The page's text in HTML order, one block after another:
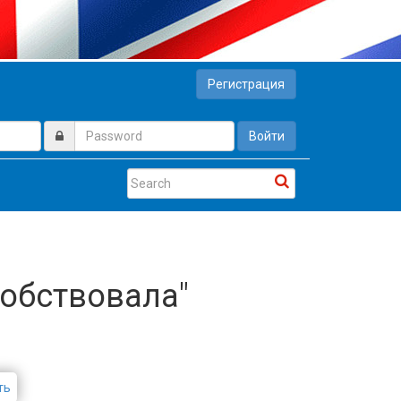
Регистрация
Войти